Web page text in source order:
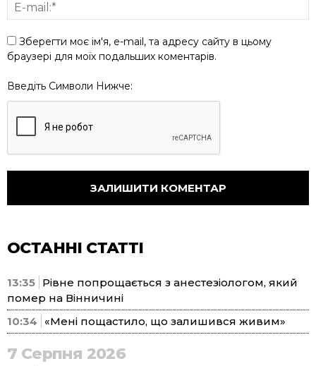
Зберегти моє ім'я, e-mail, та адресу сайту в цьому
браузері для моїх подальших коментарів.
Введіть Символи Нижче:
ОСТАННІ СТАТТІ
13:35 Рівне попрощається з анестезіологом, який
помер на Вінничині
10:34
«Мені пощастило, що залишився живим»
7 Серпня 2026